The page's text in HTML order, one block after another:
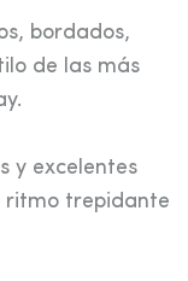
bordados,
de las más
y excelentes
ritmo trepidante